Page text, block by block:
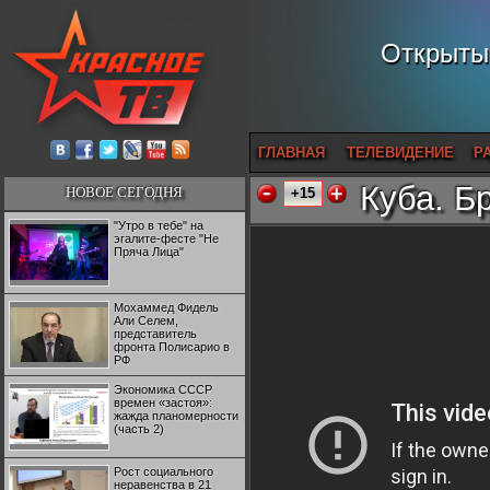
ГЛАВНАЯ ТЕЛЕВИДЕНИЕ
НОВОЕ СЕГОДНЯ
"Утро в тебе" на
эгалите-фесте "Не
Пряча Лица"
Мохаммед Фидель
Али Селем,
представитель
фронта Полисарио в
РФ
Экономика СССР
времен «застоя»:
жажда планомерности
(часть 2)
Рост социального
неравенства в 21
+15 Куба.